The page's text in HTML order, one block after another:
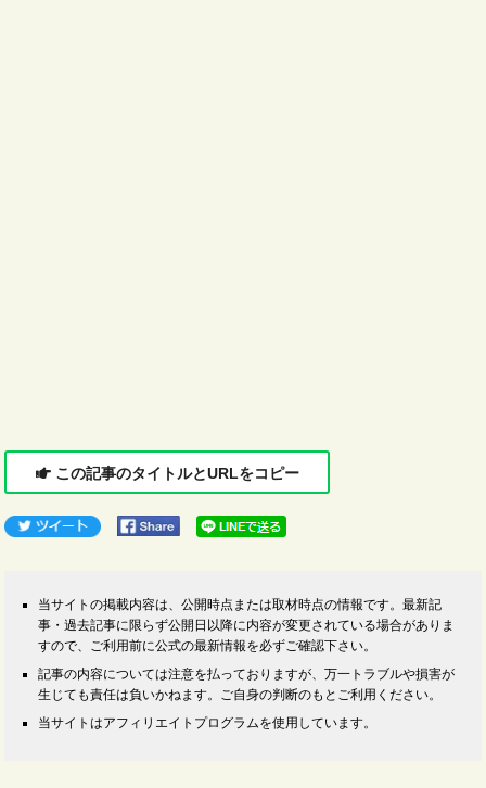
この記事のタイトルとURLをコピー
当サイトの掲載内容は、公開時点または取材時点の情報です。最新記
事・過去記事に限らず公開日以降に内容が変更されている場合がありま
すので、ご利用前に公式の最新情報を必ずご確認下さい。
記事の内容については注意を払っておりますが、万一トラブルや損害が
生じても責任は負いかねます。ご自身の判断のもとご利用ください。
当サイトはアフィリエイトプログラムを使用しています。